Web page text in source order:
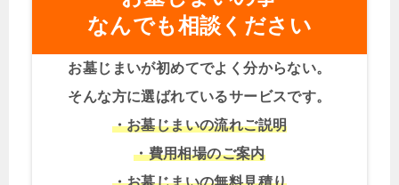
なんでも相談ください
お墓じまいが初めてでよく分からない。
そんな方に選ばれているサービスです。
・お墓じまいの流れご説明
・費用相場のご案内
・お墓じまいの無料見積り